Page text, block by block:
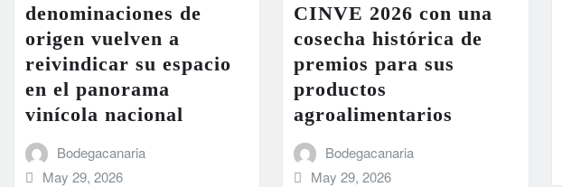
denominaciones de
origen vuelven a
reivindicar su espacio
en el panorama
vinícola nacional
Bodegacanaria
May 29, 2026
CINVE 2026 con una
cosecha histórica de
premios para sus
productos
agroalimentarios
Bodegacanaria
May 29, 2026